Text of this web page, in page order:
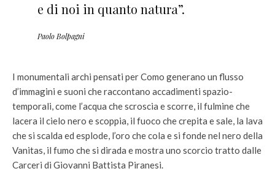
e di noi in quanto natura”.
Paolo Bolpagni
I monumentali archi pensati per Como generano un flusso
d’immagini e suoni che raccontano accadimenti spazio-
temporali, come l’acqua che scroscia e scorre, il fulmine che
lacera il cielo nero e scoppia, il fuoco che crepita e sale, la lava
che si scalda ed esplode, l’oro che cola e si fonde nel nero della
Vanitas, il fumo che si dirada e mostra uno scorcio tratto dalle
Carceri di Giovanni Battista Piranesi.